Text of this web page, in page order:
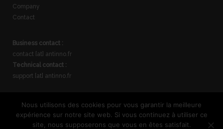
Company
Contact
Business contact :
contact [at] antinno.fr
Technical contact :
support [at] antinno.fr
Commercial management (Paris) :
06 30 63 23 86
Technical direction (Les Angles) :
Nous utilisons des cookies pour vous garantir la meilleure
expérience sur notre site web. Si vous continuez à utiliser ce
site, nous supposerons que vous en êtes satisfait.